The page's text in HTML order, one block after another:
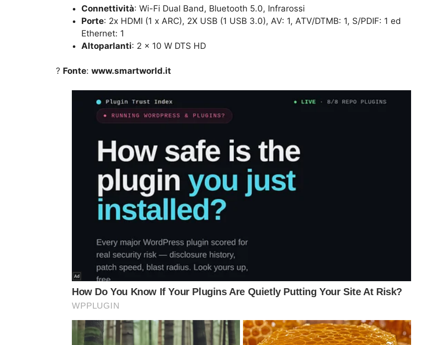
Connettività: Wi-Fi Dual Band, Bluetooth 5.0, Infrarossi
Porte: 2x HDMI (1 x ARC), 2X USB (1 USB 3.0), AV: 1, ATV/DTMB: ​​​​1, S/PDIF: 1 ed
Ethernet: 1
Altoparlanti: 2 × 10 W DTS HD
? Fonte: www.smartworld.it